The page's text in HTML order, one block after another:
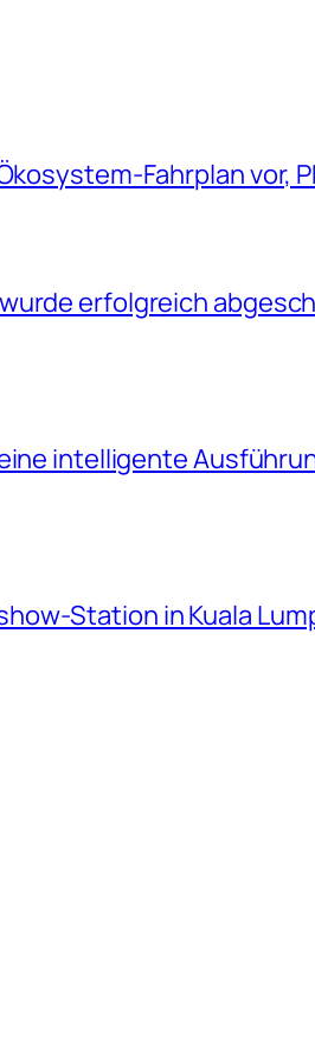
Fahrplan vor,
erfolgreich
intelligente
Station in Kuala